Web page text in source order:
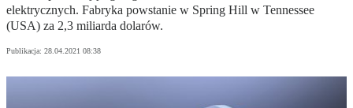
elektrycznych. Fabryka powstanie w Spring Hill w Tennessee
(USA) za 2,3 miliarda dolarów.
Publikacja: 28.04.2021 08:38